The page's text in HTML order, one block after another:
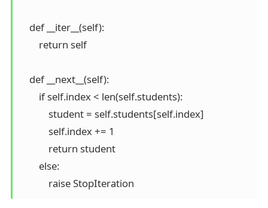
    def __iter__(self):
        return self
    def __next__(self):
        if self.index < len(self.students):
            student = self.students[self.index]
            self.index += 1
            return student
        else:
            raise StopIteration